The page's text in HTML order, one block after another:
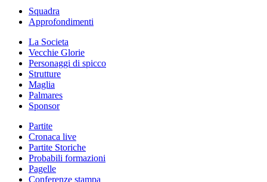
Squadra
Approfondimenti
La Societa
Vecchie Glorie
Personaggi di spicco
Strutture
Maglia
Palmares
Sponsor
Partite
Cronaca live
Partite Storiche
Probabili formazioni
Pagelle
Conferenze stampa